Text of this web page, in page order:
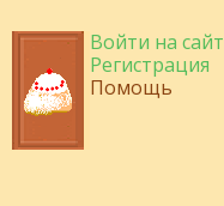
Войти на сайт
Регистрация
Помощь